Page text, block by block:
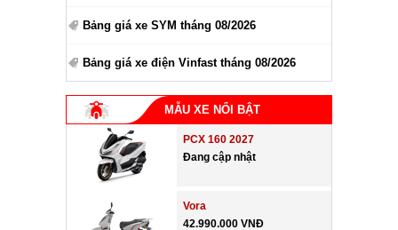
Bảng giá xe SYM tháng 08/2026
Bảng giá xe điện Vinfast tháng 08/2026
MẪU XE NỔI BẬT
PCX 160 2027
Đang cập nhật
Vora
42.990.000 VNĐ